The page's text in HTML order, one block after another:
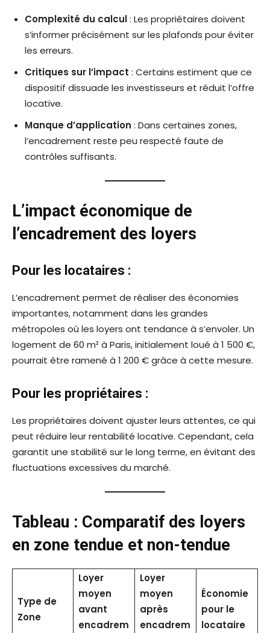
Complexité du calcul: Les propriétaires doivent
s’informer précisément sur les plafonds pour éviter
les erreurs.
Critiques sur l’impact : Certains estiment que ce
dispositif dissuade les investisseurs et réduit l’offre
locative.
Manque d’application : Dans certaines zones,
l’encadrement reste peu respecté faute de
contrôles suffisants.
L’impact économique de
l’encadrement des loyers
Pour les locataires :
L’encadrement permet de réaliser des économies
importantes, notamment dans les grandes
métropoles où les loyers ont tendance à s’envoler. Un
logement de 60 m² à Paris, initialement loué à 1 500 €,
pourrait être ramené à 1 200 € grâce à cette mesure.
Pour les propriétaires :
Les propriétaires doivent ajuster leurs attentes, ce qui
peut réduire leur rentabilité locative. Cependant, cela
garantit une stabilité sur le long terme, en évitant des
fluctuations excessives du marché.
Tableau : Comparatif des loyers
en zone tendue et non-tendue
Type de
Zone
Loyer
moyen
avant
encadrem
Loyer
moyen
après
encadrem
Économie
pour le
locataire